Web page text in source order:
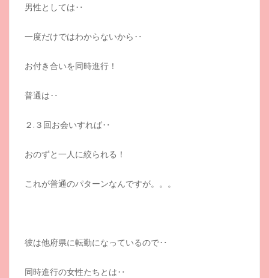
男性としては‥
一度だけではわからないから‥
お付き合いを同時進行！
普通は‥
２.３回お会いすれば‥
おのずと一人に絞られる！
これが普通のパターンなんですが。。。
彼は他府県に転勤になっているので‥
同時進行の女性たちとは‥